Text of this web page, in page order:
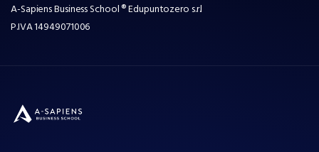
A-Sapiens Business School ® Edupuntozero s.r.l
P.IVA14949071006